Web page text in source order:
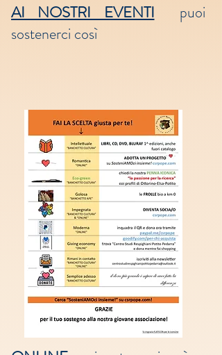
AI NOSTRI EVENTI
puoi
sostenerci così